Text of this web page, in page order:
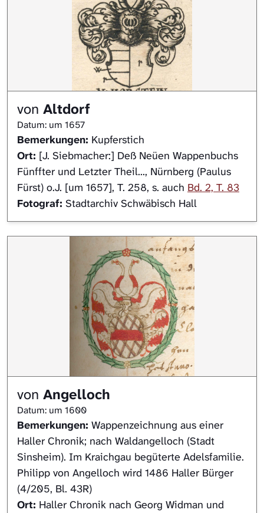
von Altdorf
Datum: um 1657
Bemerkungen: Kupferstich
Ort: [J. Siebmacher:] Deß Neüen Wappenbuchs
Fünffter und Letzter Theil..., Nürnberg (Paulus
Fürst) o.J. [um 1657], T. 258, s. auch Bd. 2, T. 83
Fotograf: Stadtarchiv Schwäbisch Hall
von Angelloch
Datum: um 1600
Bemerkungen: Wappenzeichnung aus einer
Haller Chronik; nach Waldangelloch (Stadt
Sinsheim). Im Kraichgau begüterte Adelsfamilie.
Philipp von Angelloch wird 1486 Haller Bürger
(4/205, Bl. 43R)
Ort: Haller Chronik nach Georg Widman und